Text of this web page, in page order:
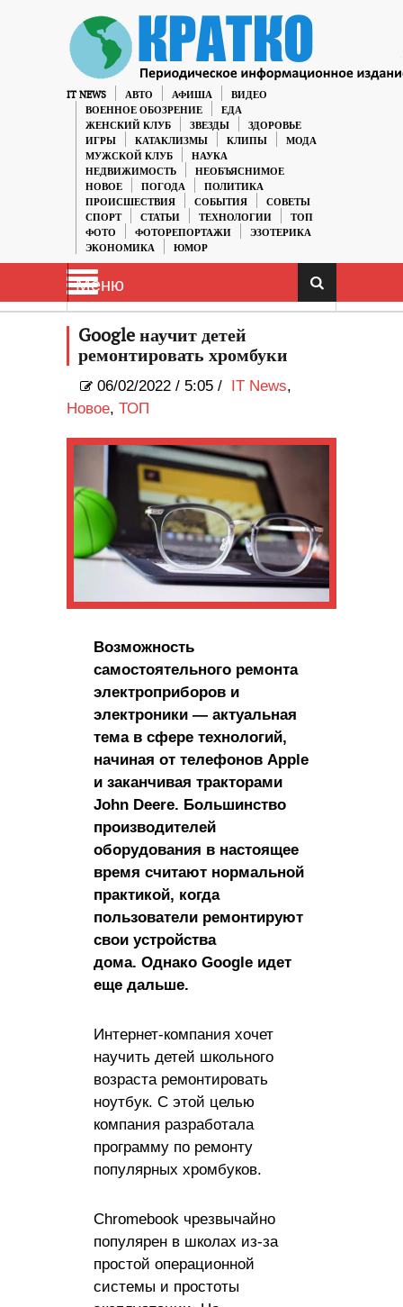
IT NEWS АВТО АФИША
ВИДЕО
ВОЕННОЕ ОБОЗРЕНИЕ
ЕДА
ЖЕНСКИЙ КЛУБ
ЗВЕЗДЫ
ЗДОРОВЬЕ
ИГРЫ
КАТАКЛИЗМЫ КЛИПЫ
МОДА
МУЖСКОЙ КЛУБ
НАУКА
НЕДВИЖИМОСТЬ
НЕОБЪЯСНИМОЕ
НОВОЕ
ПОГОДА
ПОЛИТИКА
ПРОИСШЕСТВИЯ
СОБЫТИЯ
СОВЕТЫ
СПОРТ
СТАТЬИ ТЕХНОЛОГИИ
ТОП
ФОТО
ФОТОРЕПОРТАЖИ
ЭЗОТЕРИКА
ЭКОНОМИКА
ЮМОР
Меню
Google научит детей
ремонтировать хромбуки
06/02/2022 / 5:05 / IT News,
Новое, ТОП
Возможность
самостоятельного ремонта
электроприборов и
электроники — актуальная
тема в сфере технологий,
начиная от телефонов Apple
и заканчивая тракторами
John Deere. Большинство
производителей
оборудования в настоящее
время считают нормальной
практикой, когда
пользователи ремонтируют
свои устройства
дома. Однако Google идет
еще дальше.
Интернет-компания хочет
научить детей школьного
возраста ремонтировать
ноутбук. С этой целью
компания разработала
программу по ремонту
популярных хромбуков.
Chromebook чрезвычайно
популярен в школах из-за
простой операционной
системы и простоты